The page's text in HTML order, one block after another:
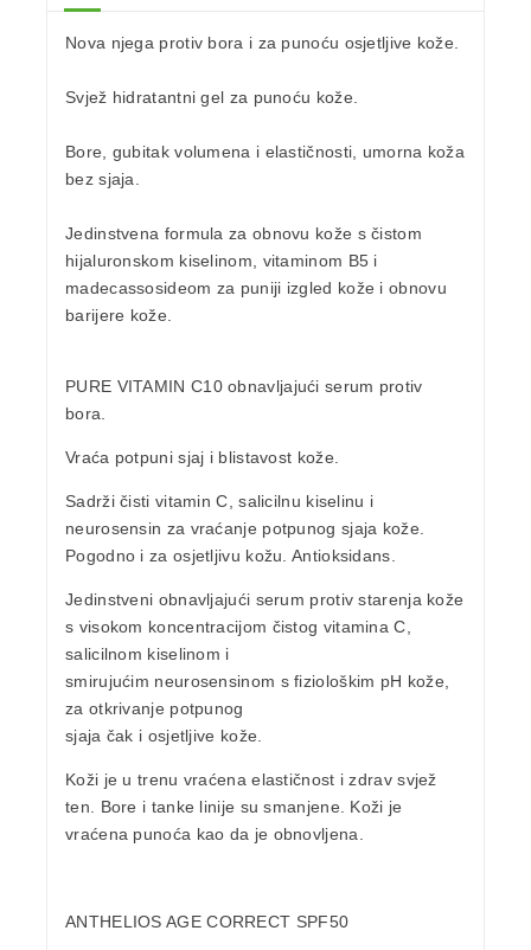
Nova njega protiv bora i za punoću osjetljive kože.
Svjež hidratantni gel za punoću kože.
Bore, gubitak volumena i elastičnosti, umorna koža
bez sjaja.
Jedinstvena formula za obnovu kože s čistom
hijaluronskom kiselinom, vitaminom B5 i
madecassosideom za puniji izgled kože i obnovu
barijere kože.
PURE VITAMIN C10 obnavljajućiserum protiv
bora.
Vraća potpuni sjaj i blistavost kože.
Sadrži čisti vitamin C, salicilnu kiselinu i
neurosensin za vraćanje potpunog sjaja kože.
Pogodno i za osjetljivu kožu. Antioksidans.
Jedinstveni obnavljajući serum protiv starenja kože
s visokom koncentracijom čistog vitamina C,
salicilnom kiselinom i
smirujućim neurosensinom s fiziološkim pH kože,
za otkrivanje potpunog
sjaja čak i osjetljive kože.
Koži je u trenu vraćena elastičnost i zdravsvjež
ten. Bore i tanke linije su smanjene. Koži je
vraćena punoća kao da je obnovljena.
ANTHELIOS AGE CORRECT SPF50